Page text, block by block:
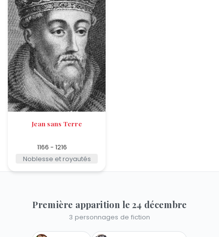
Jean sans Terre
1166 - 1216
Noblesse et royautés
Première apparition le 24 décembre
3 personnages de fiction